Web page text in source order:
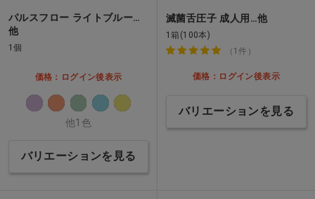
パルスフロー ライトブルー…
他
1個
価格：ログイン後表示
他1色
バリエーションを見る
滅菌舌圧子 成人用…他
1箱(100本)
（1件）
価格：ログイン後表示
バリエーションを見る